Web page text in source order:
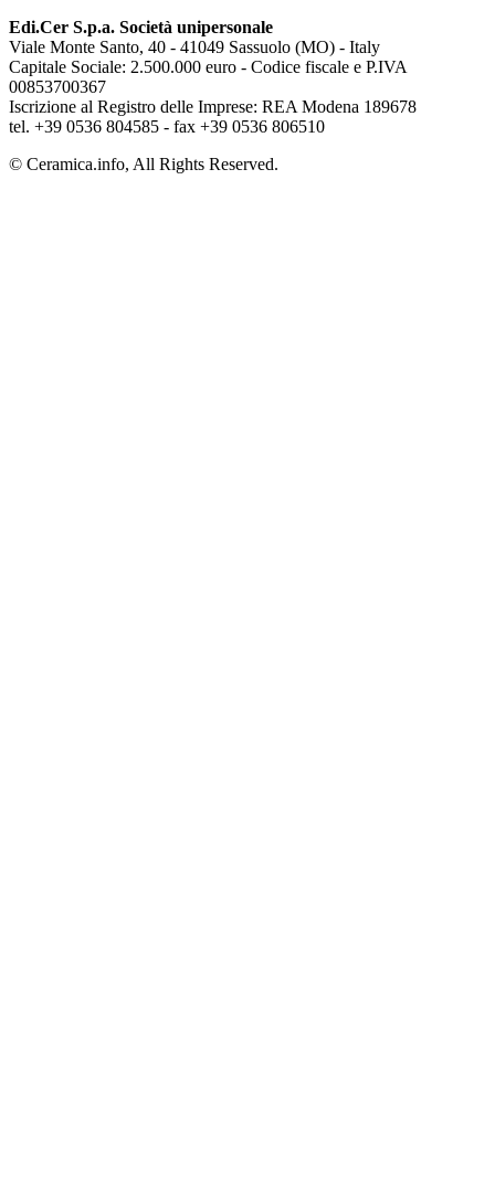
Edi.Cer S.p.a. Società unipersonale
Viale Monte Santo, 40 - 41049 Sassuolo (MO) - Italy
Capitale Sociale: 2.500.000 euro - Codice fiscale e P.IVA
00853700367
Iscrizione al Registro delle Imprese: REA Modena 189678
tel. +39 0536 804585 - fax +39 0536 806510
© Ceramica.info, All Rights Reserved.